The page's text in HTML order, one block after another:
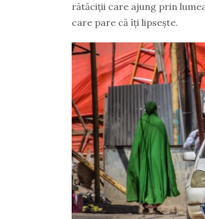
rătăciții care ajung prin
care pare că îți lipsește.